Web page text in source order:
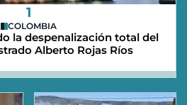
1
COLOMBIA
la despenalización total del
Alberto Rojas Ríos